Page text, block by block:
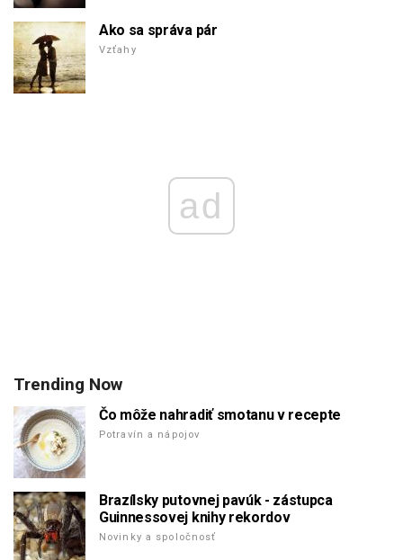
Ako sa správa pár
Vzťahy
ad
Trending Now
Čo môže nahradiť smotanu v recepte
Potravín a nápojov
Brazílsky putovnej pavúk - zástupca
Guinnessovej knihy rekordov
Novinky a spoločnosť